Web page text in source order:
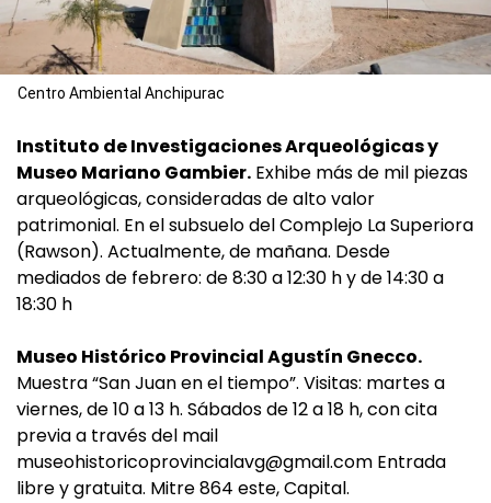
Centro Ambiental Anchipurac
Instituto de Investigaciones Arqueológicas y
Museo Mariano Gambier. Exhibe más de mil piezas
arqueológicas, consideradas de alto valor
patrimonial. En el subsuelo del Complejo La Superiora
(Rawson). Actualmente, de mañana. Desde
mediados de febrero: de 8:30 a 12:30 h y de 14:30 a
18:30 h
Museo Histórico Provincial Agustín Gnecco.
Muestra “San Juan en el tiempo”. Visitas: martes a
viernes, de 10 a 13 h. Sábados de 12 a 18 h, con cita
previa a través del mail
museohistoricoprovincialavg@gmail.com Entrada
libre y gratuita. Mitre 864 este, Capital.